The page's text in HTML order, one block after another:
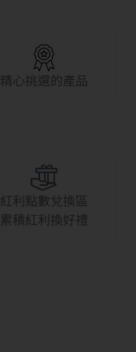
精心挑選的產品
紅利點數兌換區
累積紅利換好禮